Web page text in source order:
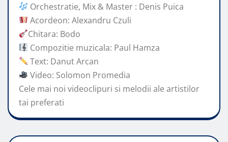
Orchestratie, Mix & Master : Denis Puica
Acordeon: Alexandru Czuli
Chitara: Bodo
Compozitie muzicala: Paul Hamza
Text: Danut Arcan
Video: Solomon Promedia
Cele mai noi videoclipuri si melodii ale artistilor
tai preferati